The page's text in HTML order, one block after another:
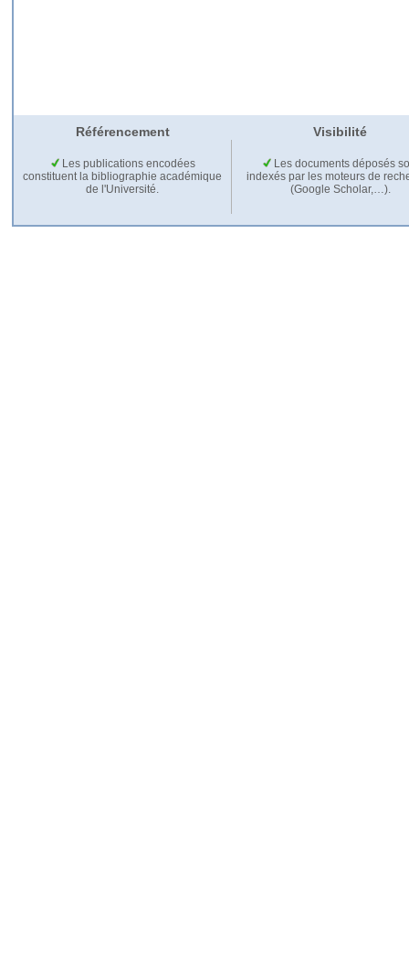
Référencement Visibilité
Les publications encodées
constituent la bibliographie académique
de l'Université.
Les documents déposés
indexés par les moteurs de
(Google Scholar,…).